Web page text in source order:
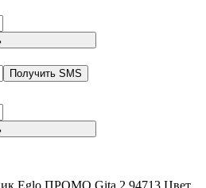
Получить SMS